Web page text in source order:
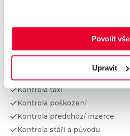
Povolit vše
Upravit
Kontrola najetých km
Kontrola taxi
Kontrola poškození
Kontrola předchozí inzerce
Kontrola stáří a původu